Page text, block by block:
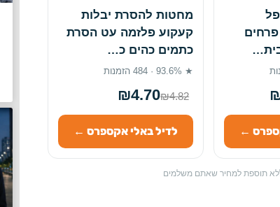
←
מחטות להסרת יבלות
קעקוע פלזמה עט הסרת
כתמים כהים כ…
★ 93.6% · 484 הזמנות
₪4.70₪4.82
לדיל באלי אקספרס ←
ללא תוספת למחיר שאתם משלמים